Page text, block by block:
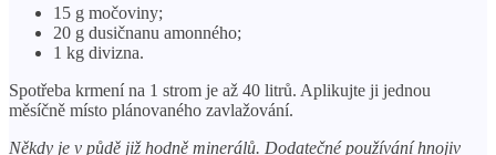
15 g močoviny;
20 g dusičnanu amonného;
1 kg divizna.
Spotřeba krmení na 1 strom je až 40 litrů. Aplikujte ji jednou
měsíčně místo plánovaného zavlažování.
Někdy je v půdě již hodně minerálů. Dodatečné používání hnojiv